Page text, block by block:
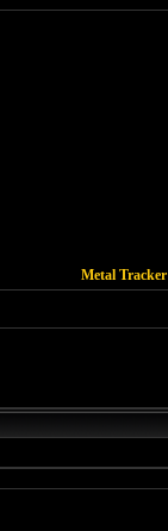
Metal Tracker